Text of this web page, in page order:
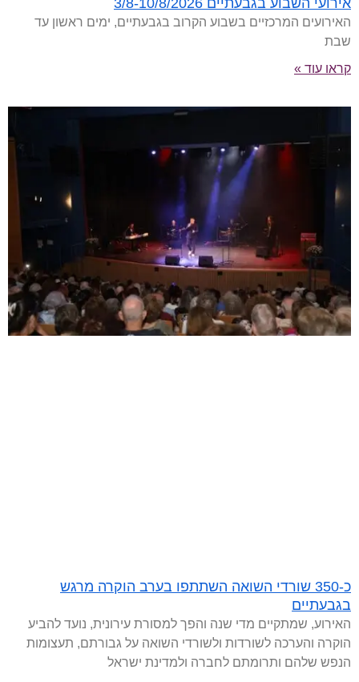
אירועי השבוע בגבעתיים 3/8-10/8/2026
האירועים המרכזיים בשבוע הקרוב בגבעתיים, ימים ראשון עד
שבת
קראו עוד »
כ-350 שורדי השואה השתתפו בערב הוקרה מרגש
בגבעתיים
האירוע, שמתקיים מדי שנה והפך למסורת עירונית, נועד להביע
הוקרה והערכה לשורדות ולשורדי השואה על גבורתם, תעצומות
הנפש שלהם ותרומתם לחברה ולמדינת ישראל